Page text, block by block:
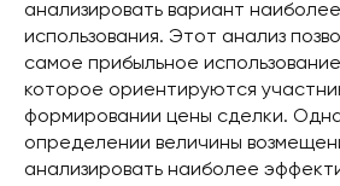
анализировать вариант
использования. Этот анализ
самое прибыльное
которое ориентируются
формировании цены сделки.
определении величины
анализировать наиболее